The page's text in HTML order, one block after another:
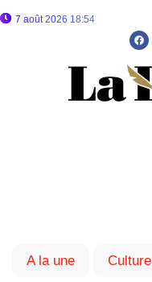
7 août 2026 18:54
A la une Culture